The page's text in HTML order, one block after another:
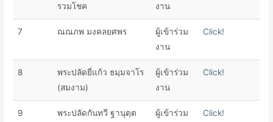
รวมโชค
งาน
7 ณณภพ มงคลยศพร
ผู้เข้าร่วม
งาน
Click!
8
พระปลัดยี่แก้ว ธมฺมจาโร
(สมงาม)
ผู้เข้าร่วม
งาน
Click!
9
พระปลัดกันทวี ฐานุตฺต
ผู้เข้าร่วม
Click!